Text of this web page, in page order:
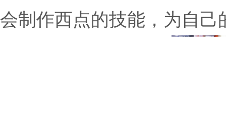
会制作西点的技能，为自己